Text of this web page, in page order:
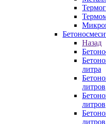
Назад
литра
литров
литров
литров